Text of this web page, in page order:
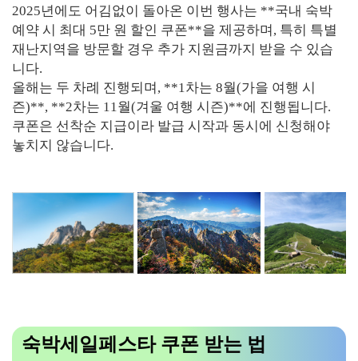
2025년에도 어김없이 돌아온 이번 행사는 **국내 숙박
예약 시 최대 5만 원 할인 쿠폰**을 제공하며, 특히 특별
재난지역을 방문할 경우 추가 지원금까지 받을 수 있습
니다.
올해는 두 차례 진행되며, **1차는 8월(가을 여행 시
즌)**, **2차는 11월(겨울 여행 시즌)**에 진행됩니다.
쿠폰은 선착순 지급이라 발급 시작과 동시에 신청해야
놓치지 않습니다.
숙박세일페스타 쿠폰 받는 법